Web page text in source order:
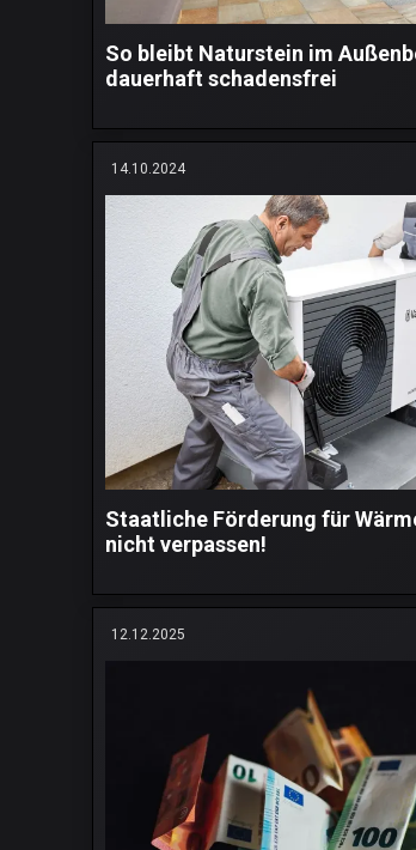
So bleibt Naturstein im
dauerhaft schadensfrei
14.10.2024
Staatliche Förderung für
nicht verpassen!
12.12.2025